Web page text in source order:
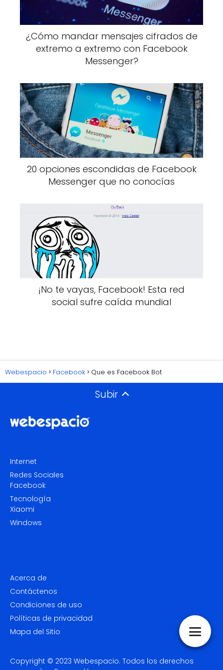
¿Cómo mandar mensajes cifrados de
extremo a extremo con Facebook
Messenger?
20 opciones escondidas de Facebook
Messenger que no conocías
¡No te vayas, Facebook! Esta red
social sufre caída mundial
Webespacio Facebook Que es Facebook Bot
Subir
Internet
Redes Sociales
Facebook
Tecnología
Xiaomi
Windows
Acerca de
Contáctenos
Condiciones de uso
Políticas de privacidad
Mapa del Sitio
Copyright © 2023 Webespacio. Todos los derechos